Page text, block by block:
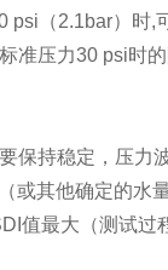
psi（2.1bar）时,
准压力30 psi时的
保持稳定，压
或其他确定的水
值最大（测试